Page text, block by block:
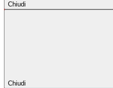
Chiudi
Chiudi